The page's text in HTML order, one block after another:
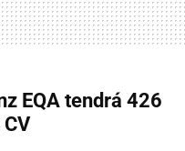
EQA tendrá 426